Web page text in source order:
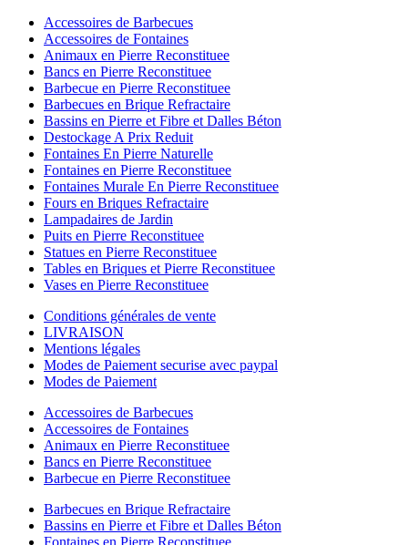
Accessoires de Barbecues
Accessoires de Fontaines
Animaux en Pierre Reconstituee
Bancs en Pierre Reconstituee
Barbecue en Pierre Reconstituee
Barbecues en Brique Refractaire
Bassins en Pierre et Fibre et Dalles Béton
Destockage A Prix Reduit
Fontaines En Pierre Naturelle
Fontaines en Pierre Reconstituee
Fontaines Murale En Pierre Reconstituee
Fours en Briques Refractaire
Lampadaires de Jardin
Puits en Pierre Reconstituee
Statues en Pierre Reconstituee
Tables en Briques et Pierre Reconstituee
Vases en Pierre Reconstituee
Conditions générales de vente
LIVRAISON
Mentions légales
Modes de Paiement securise avec paypal
Modes de Paiement
Accessoires de Barbecues
Accessoires de Fontaines
Animaux en Pierre Reconstituee
Bancs en Pierre Reconstituee
Barbecue en Pierre Reconstituee
Barbecues en Brique Refractaire
Bassins en Pierre et Fibre et Dalles Béton
Fontaines en Pierre Reconstituee